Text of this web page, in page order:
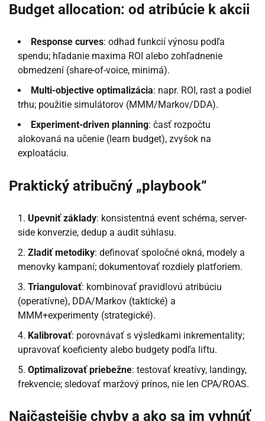
Budget allocation: od atribúcie k akcii
Response curves: odhad funkcií výnosu podľa
spendu; hľadanie maxima ROI alebo zohľadnenie
obmedzení (share-of-voice, minimá).
Multi-objective optimalizácia: napr. ROI, rast a podiel
trhu; použitie simulátorov (MMM/Markov/DDA).
Experiment-driven planning: časť rozpočtu
alokovaná na učenie (learn budget), zvyšok na
exploatáciu.
Praktický atribučný „playbook“
Upevniť základy: konsistentná event schéma, server-
side konverzie, dedup a audit súhlasu.
Zladiť metodiky: definovať spoločné okná, modely a
menovky kampaní; dokumentovať rozdiely platforiem.
Triangulovať: kombinovať pravidlovú atribúciu
(operatívne), DDA/Markov (taktické) a
MMM+experimenty (strategické).
Kalibrovať: porovnávať s výsledkami inkrementality;
upravovať koeficienty alebo budgety podľa liftu.
Optimalizovať priebežne: testovať kreatívy, landingy,
frekvencie; sledovať maržový prínos, nie len CPA/ROAS.
Najčastejšie chyby a ako sa im vyhnúť